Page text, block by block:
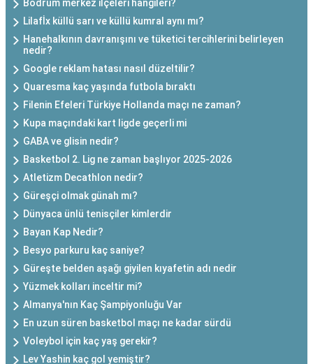
Bodrum merkez ilçeleri hangileri?
Lilafİx küllü sarı ve küllü kumral aynı mı?
Hanehalkının davranışını ve tüketici tercihlerini belirleyen
nedir?
Google reklam hatası nasıl düzeltilir?
Quaresma kaç yaşında futbola bıraktı
Filenin Efeleri Türkiye Hollanda maçı ne zaman?
Kupa maçındaki kart ligde geçerli mi
GABA ve glisin nedir?
Basketbol 2. Lig ne zaman başlıyor 2025-2026
Atletizm Decathlon nedir?
Güreşçi olmak günah mı?
Dünyaca ünlü tenisçiler kimlerdir
Bayan Kap Nedir?
Besyo parkuru kaç saniye?
Güreşte belden aşağı giyilen kıyafetin adı nedir
Yüzmek kolları inceltir mi?
Almanya'nın Kaç Şampiyonluğu Var
En uzun süren basketbol maçı ne kadar sürdü
Voleybol için kaç yaş gerekir?
Lev Yashin kaç gol yemiştir?